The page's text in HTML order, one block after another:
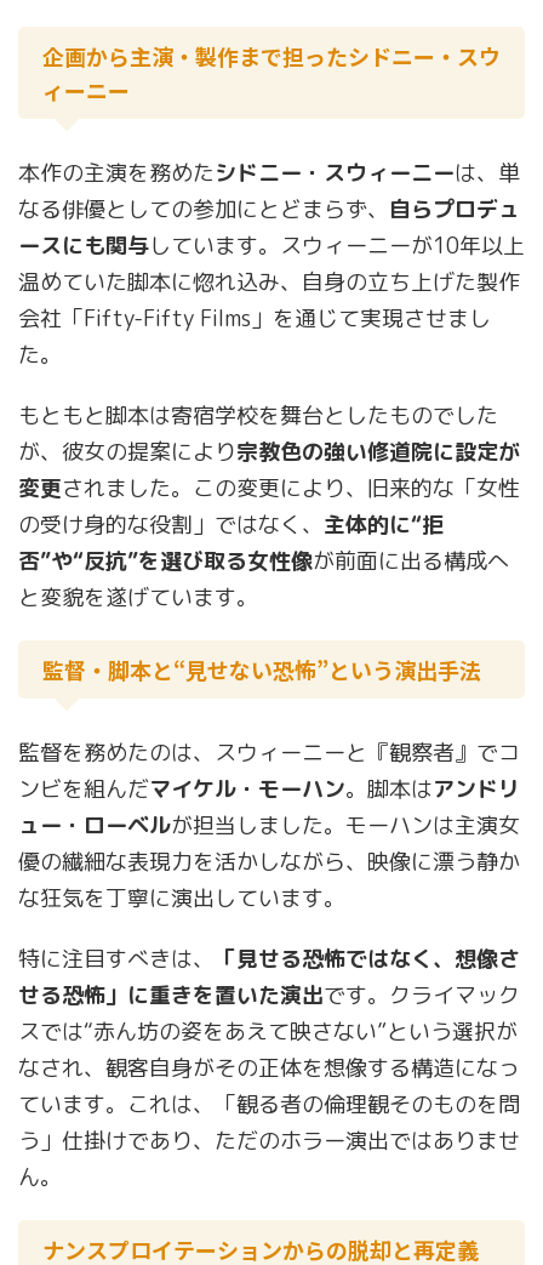
企画から主演・製作まで担ったシドニー・スウ
ィーニー
本作の主演を務めたシドニー・スウィーニーは、単
なる俳優としての参加にとどまらず、 自らプロデュ
ースにも関与しています。スウィーニーが10年以上
温めていた脚本に惚れ込み、自身の立ち上げた製作
会社「Fifty-Fifty Films」を通じて実現させまし
た。
もともと脚本は寄宿学校を舞台としたものでした
が、彼女の提案により宗教色の強い修道院に設定が
変更されました。この変更により、旧来的な「女性
の受け身的な役割」ではなく、 主体的に“拒
否”や“反抗”を選び取る女性像が前面に出る構成へ
と変貌を遂げています。
監督・脚本と“見せない恐怖”という演出手法
監督を務めたのは、スウィーニーと『観察者』でコ
ンビを組んだマイケル・モーハン。脚本はアンドリ
ュー・ローベルが担当しました。モーハンは主演女
優の繊細な表現力を活かしながら、映像に漂う静か
な狂気を丁寧に演出しています。
特に注目すべきは、
「見せる恐怖ではなく、想像さ
せる恐怖」に重きを置いた演出です。クライマック
スでは“赤ん坊の姿をあえて映さない”という選択が
なされ、観客自身がその正体を想像する構造になっ
ています。これは、「観る者の倫理観そのものを問
う」仕掛けであり、ただのホラー演出ではありませ
ん。
ナンスプロイテーションからの脱却と再定義